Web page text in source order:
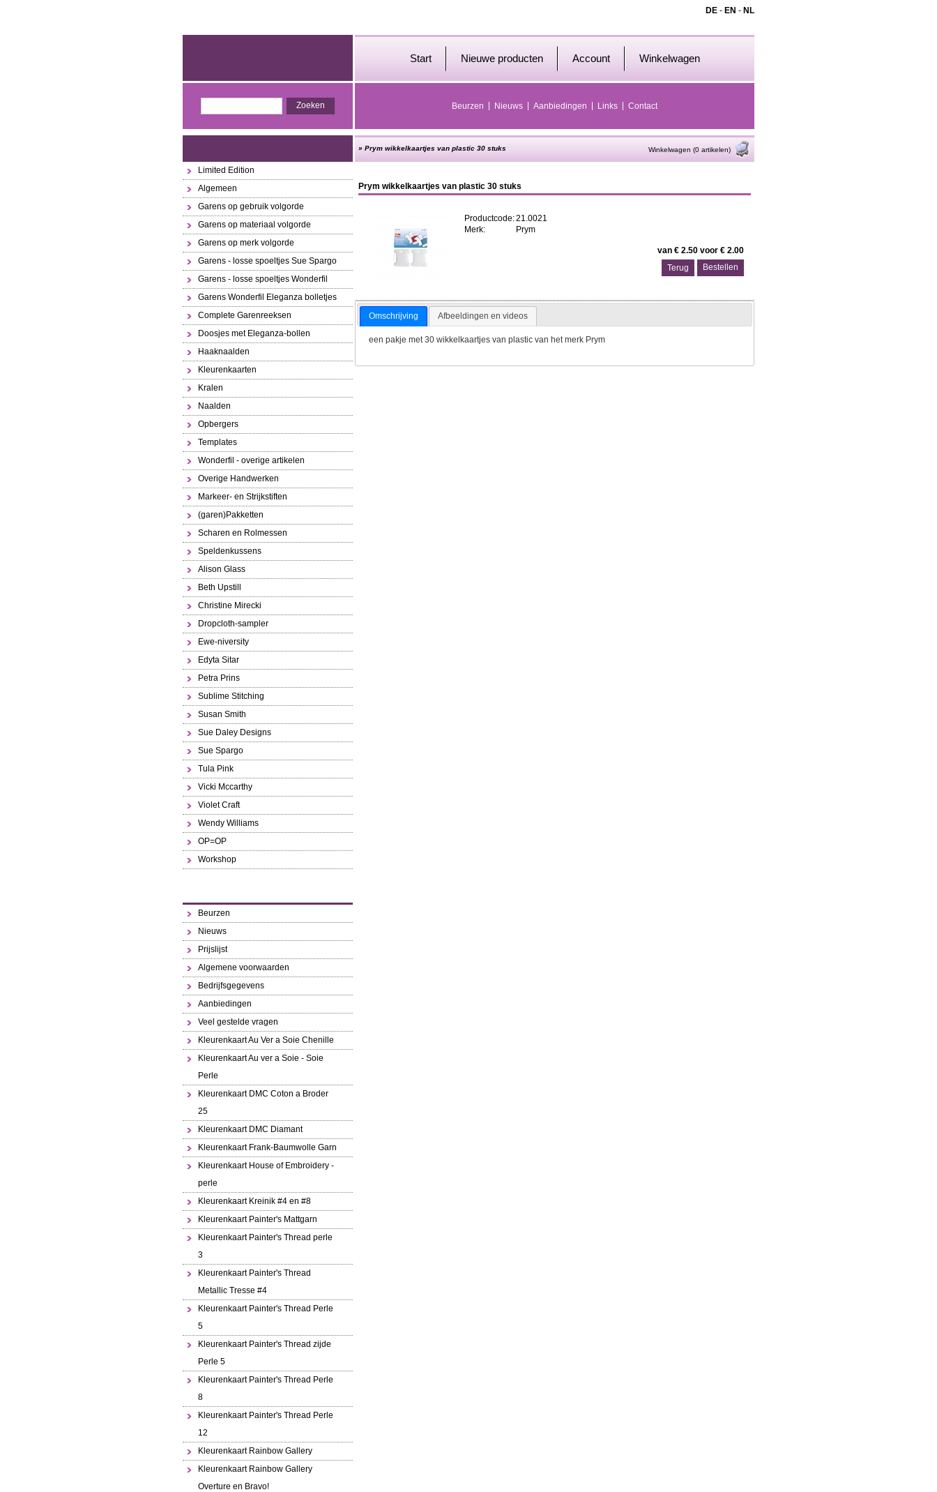
DE - EN - NL
Start Nieuwe producten Account Winkelwagen
Beurzen Nieuws Aanbiedingen Links Contact
Limited Edition
Algemeen
Garens op gebruik volgorde
Garens op materiaal volgorde
Garens op merk volgorde
Garens - losse spoeltjes Sue Spargo
Garens - losse spoeltjes Wonderfil
Garens Wonderfil Eleganza bolletjes
Complete Garenreeksen
Doosjes met Eleganza-bollen
Haaknaalden
Kleurenkaarten
Kralen
Naalden
Opbergers
Templates
Wonderfil - overige artikelen
Overige Handwerken
Markeer- en Strijkstiften
(garen)Pakketten
Scharen en Rolmessen
Speldenkussens
Alison Glass
Beth Upstill
Christine Mirecki
Dropcloth-sampler
Ewe-niversity
Edyta Sitar
Petra Prins
Sublime Stitching
Susan Smith
Sue Daley Designs
Sue Spargo
Tula Pink
Vicki Mccarthy
Violet Craft
Wendy Williams
OP=OP
Workshop
Beurzen
Nieuws
Prijslijst
Algemene voorwaarden
Bedrijfsgegevens
Aanbiedingen
Veel gestelde vragen
Kleurenkaart Au Ver a Soie Chenille
Kleurenkaart Au ver a Soie - Soie
Perle
Kleurenkaart DMC Coton a Broder
25
Kleurenkaart DMC Diamant
Kleurenkaart Frank-Baumwolle Garn
Kleurenkaart House of Embroidery -
perle
Kleurenkaart Kreinik #4 en #8
Kleurenkaart Painter's Mattgarn
Kleurenkaart Painter's Thread perle
3
Kleurenkaart Painter's Thread
Metallic Tresse #4
Kleurenkaart Painter's Thread Perle
5
Kleurenkaart Painter's Thread zijde
Perle 5
Kleurenkaart Painter's Thread Perle
8
Kleurenkaart Painter's Thread Perle
12
Kleurenkaart Rainbow Gallery
Kleurenkaart Rainbow Gallery
Overture en Bravo!
» Prym wikkelkaartjes van plastic 30 stuks Winkelwagen (0 artikelen)
Prym wikkelkaartjes van plastic 30 stuks
Productcode:21.0021
Merk:
Prym
van € 2.50 voor € 2.00
Terug
Omschrijving Afbeeldingen en videos
een pakje met 30 wikkelkaartjes van plastic van het merk Prym